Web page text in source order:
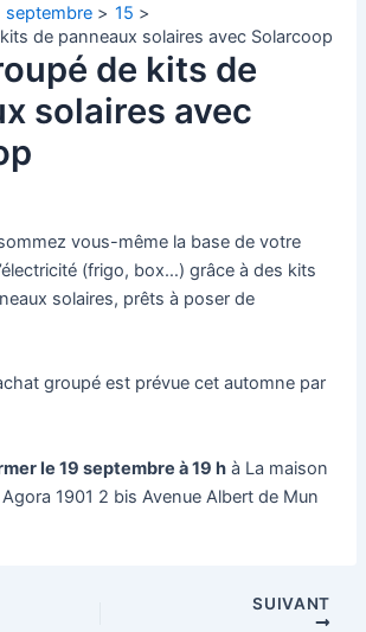
septembre
15
de panneaux solaires avec Solarcoop
de kits de
solaires avec
vous-même la base de votre
(frigo, box…) grâce à des kits
solaires, prêts à poser de
groupé est prévue cet automne par
le 19 septembre à 19 h à La maison
1901 2 bis Avenue Albert de Mun
SUIVANT